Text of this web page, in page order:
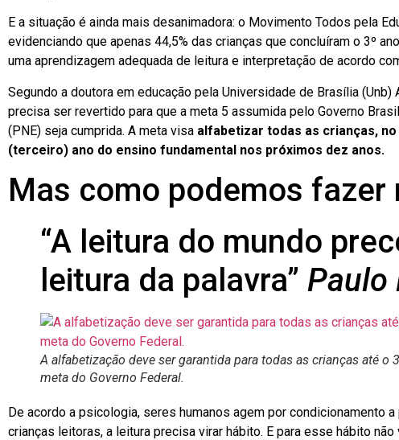
E a situação é ainda mais desanimadora: o Movimento Todos pela
evidenciando que apenas 44,5% das crianças que concluíram o 3º
uma aprendizagem adequada de leitura e interpretação de acordo
Segundo a doutora em educação pela Universidade de Brasília (Unb)
precisa ser revertido para que a meta 5 assumida pelo Governo
(PNE) seja cumprida. A meta visa alfabetizar todas as crianças,
(terceiro) ano do ensino fundamental nos próximos dez anos.
Mas como podemos fazer
“A leitura do mundo
leitura da palavra” Paulo
A alfabetização deve ser garantida para todas as crianças até o
meta do Governo Federal.
De acordo a psicologia, seres humanos agem por condicionamento a
crianças leitoras, a leitura precisa virar hábito. E para esse hábito não